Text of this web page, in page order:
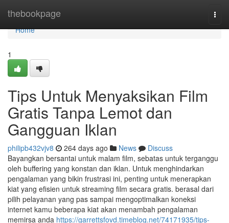
thebookpage
Home
Home
1
Tips Untuk Menyaksikan Film
Gratis Tanpa Lemot dan
Gangguan Iklan
philipb432vjv8 264 days ago News
Discuss
Bayangkan bersantai untuk malam film, sebatas untuk terganggu
oleh buffering yang konstan dan iklan. Untuk menghindarkan
pengalaman yang bikin frustrasi ini, penting untuk menerapkan
kiat yang efisien untuk streaming film secara gratis. berasal dari
pilih pelayanan yang pas sampai mengoptimalkan koneksi
internet kamu beberapa kiat akan menambah pengalaman
memirsa anda https://garrettsfovd.timeblog.net/74171935/tips-